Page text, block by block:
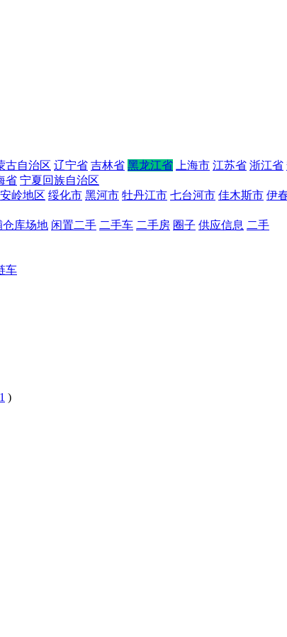
古自治区 辽宁省 吉林省 黑龙江省 上海市 江苏省 浙江省
省 宁夏回族自治区
岭地区 绥化市 黑河市 牡丹江市 七台河市 佳木斯市 伊
仓库场地 闲置二手 二手车 二手房 圈子 供应信息 二手
车
)